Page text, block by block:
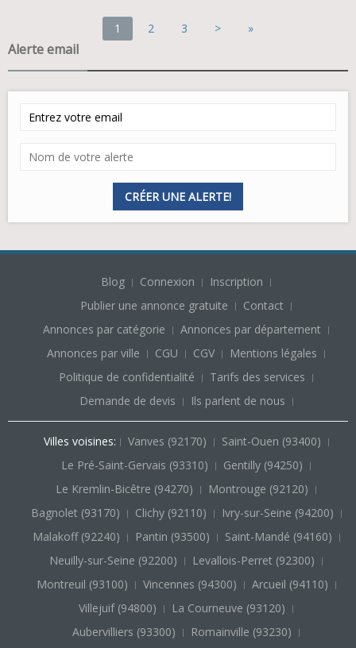
1 2 3 > »
Alerte email
CRÉER UNE ALERTE!
Blog Connexion
Inscription
Publier une annonce gratuite
Contact
Annonces par catégorie
Annonces par département
Annonces par ville
CGU CGV
Mentions légales
Politique de confidentialité
Tarifs des services
Demande de devis
Ils parlent de nous
Villes voisines: Vanves (92170)
Saint-Ouen (93400)
Le Pré-Saint-Gervais (93310)
Gentilly (94250)
Le Kremlin-Bicêtre (94270)
Montrouge (92120)
Bagnolet (93170)
Clichy (92110)
Ivry-sur-Seine (94200)
Malakoff (92240)
Pantin (93500)
Saint-Mandé (94160)
Neuilly-sur-Seine (92200)
Levallois-Perret (92300)
Montreuil (93100)
Vincennes (94300)
Arcueil (94110)
Villejuif (94800)
La Courneuve (93120)
Aubervilliers (93300)
Romainville (93230)